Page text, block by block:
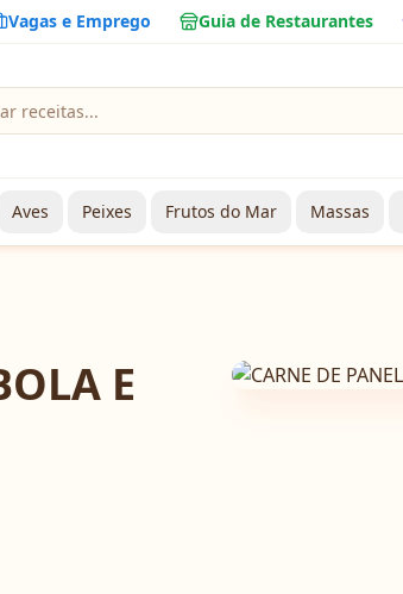
Vagas e Emprego Guia de Restaurantes
Aves Peixes Frutos do Mar Massas
E